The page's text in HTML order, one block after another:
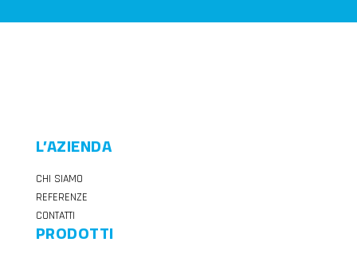
L’AZIENDA
CHI SIAMO
REFERENZE
CONTATTI
PRODOTTI